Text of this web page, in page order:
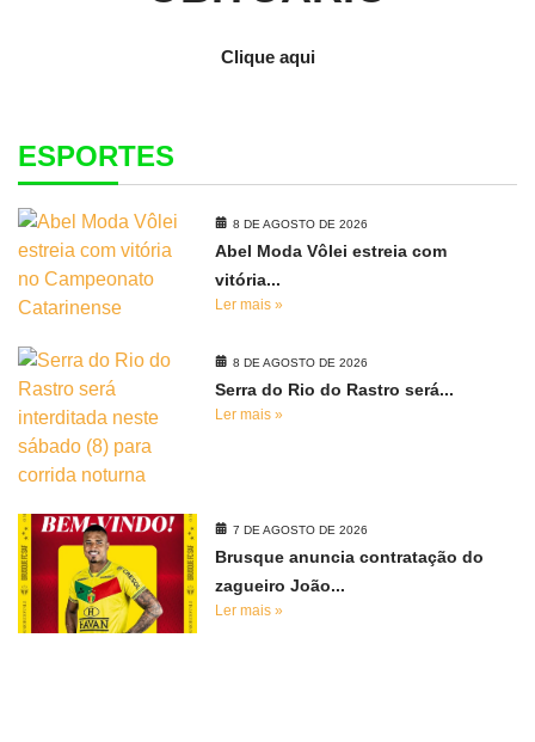
Clique aqui
ESPORTES
8 DE AGOSTO DE 2026
Abel Moda Vôlei estreia com
vitória...
Ler mais »
8 DE AGOSTO DE 2026
Serra do Rio do Rastro será...
Ler mais »
7 DE AGOSTO DE 2026
Brusque anuncia contratação do
zagueiro João...
Ler mais »